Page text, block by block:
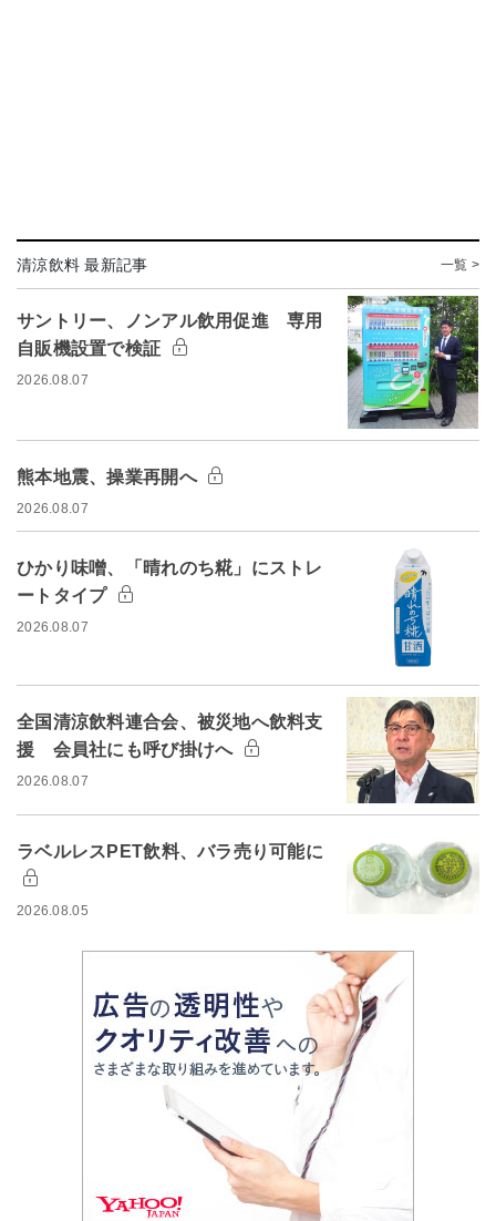
清涼飲料 最新記事 一覧 >
サントリー、ノンアル飲用促進 専用
自販機設置で検証
2026.08.07
熊本地震、操業再開へ
2026.08.07
ひかり味噌、「晴れのち糀」にストレ
ートタイプ
2026.08.07
全国清涼飲料連合会、被災地へ飲料支
援 会員社にも呼び掛けへ
2026.08.07
ラベルレスPET飲料、バラ売り可能に
2026.08.05